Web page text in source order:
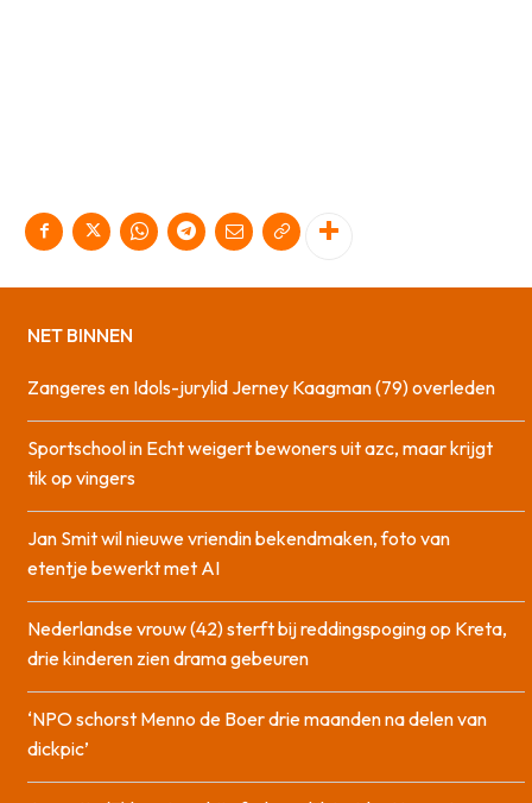
NET BINNEN
Zangeres en Idols-jurylid Jerney Kaagman (79) overleden
Sportschool in Echt weigert bewoners uit azc, maar krijgt
tik op vingers
Jan Smit wil nieuwe vriendin bekendmaken, foto van
etentje bewerkt met AI
Nederlandse vrouw (42) sterft bij reddingspoging op Kreta,
drie kinderen zien drama gebeuren
‘NPO schorst Menno de Boer drie maanden na delen van
dickpic’